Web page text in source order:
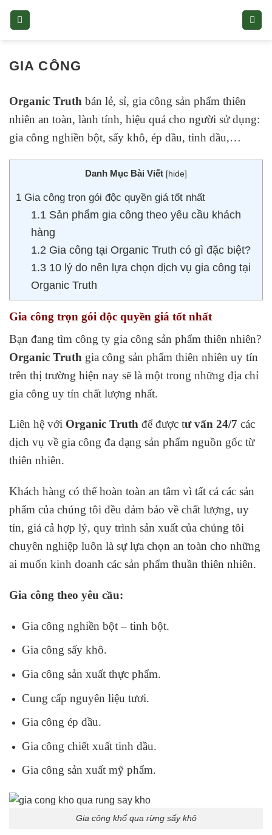
GIA CÔNG
Organic Truth bán lẻ, sỉ, gia công sản phẩm thiên
nhiên an toàn, lành tính, hiệu quả cho người sử dụng:
gia công nghiền bột, sấy khô, ép dầu, tinh dầu,…
Danh Mục Bài Viết [hide]
1 Gia công trọn gói độc quyền giá tốt nhất
1.1 Sản phẩm gia công theo yêu cầu khách
hàng
1.2 Gia công tại Organic Truth có gì đặc biệt?
1.3 10 lý do nên lựa chọn dịch vụ gia công tại
Organic Truth
Gia công trọn gói độc quyền giá tốt nhất
Bạn đang tìm công ty gia công sản phẩm thiên nhiên?
Organic Truth gia công sản phẩm thiên nhiên uy tín
trên thị trường hiện nay sẽ là một trong những địa chỉ
gia công uy tín chất lượng nhất.
Liên hệ với Organic Truth để được tư vấn 24/7 các
dịch vụ về gia công đa dạng sản phẩm nguồn gốc từ
thiên nhiên.
Khách hàng có thể hoàn toàn an tâm vì tất cả các sản
phẩm của chúng tôi đều đảm bảo về chất lượng, uy
tín, giá cả hợp lý, quy trình sản xuất của chúng tôi
chuyên nghiệp luôn là sự lựa chọn an toàn cho những
ai muốn kinh doanh các sản phẩm thuần thiên nhiên.
Gia công theo yêu cầu:
Gia công nghiền bột – tinh bột.
Gia công sấy khô.
Gia công sản xuất thực phẩm.
Cung cấp nguyên liệu tươi.
Gia công ép dầu.
Gia công chiết xuất tinh dầu.
Gia công sản xuất mỹ phẩm.
Gia công khổ qua rừng sấy khô